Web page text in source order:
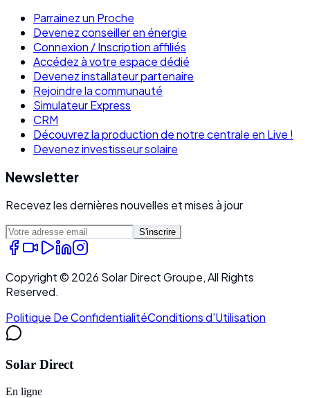
Parrainez un Proche
Devenez conseiller en énergie
Connexion / Inscription affiliés
Accédez à votre espace dédié
Devenez installateur partenaire
Rejoindre la communauté
Simulateur Express
CRM
Découvrez la production de notre centrale en Live !
Devenez investisseur solaire
Newsletter
Recevez les dernières nouvelles et mises à jour
S'inscrire
Copyright © 2026 Solar Direct Groupe, All Rights
Reserved.
Politique De ConfidentialitéConditions d'Utilisation
Solar Direct
En ligne